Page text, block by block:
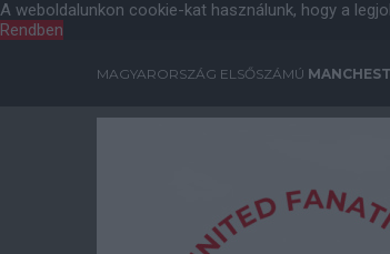
A weboldalunkon cookie-kat használunk, hogy a
Rendben
MAGYARORSZÁG ELSŐSZÁMÚ